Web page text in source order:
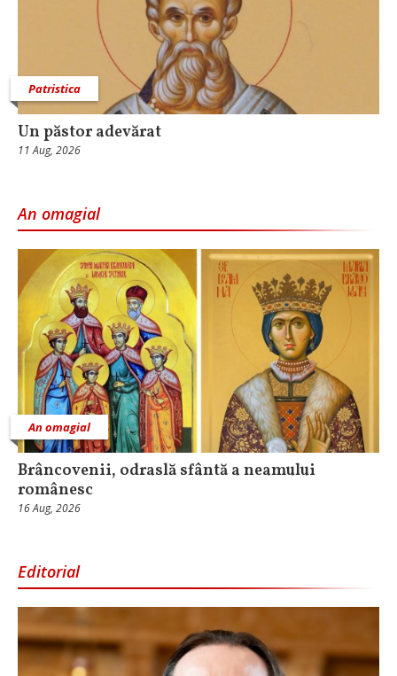
Patristica
Un păstor adevărat
11 Aug, 2026
An omagial
An omagial
Brâncovenii, odraslă sfântă a neamului
românesc
16 Aug, 2026
Editorial